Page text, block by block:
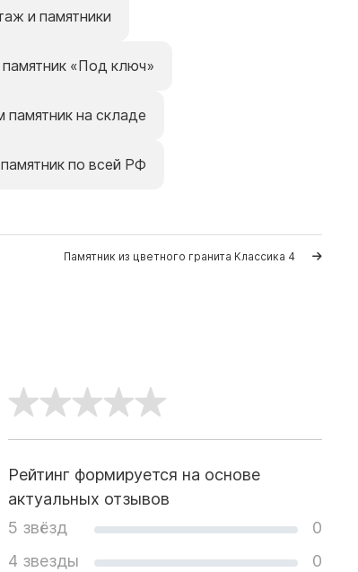
и памятники
«Под ключ»
памятник на складе
по всей РФ
Памятник из цветного гранита Классика 4
Рейтинг формируется на основе
актуальных отзывов
5 звёзд
0
4 звезды
0